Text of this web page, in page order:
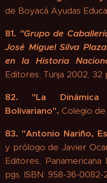
de Boyacá Ayudas
81. "Grupo de
José Miguel Silva
en la Historia
Editores, Tunja 2002, 32
82. "La
Bolivariano". Colegio
83. "Antonio Nariño,
y prólogo de Javier
Editores,
pgs. ISBN: 958-36-0082-